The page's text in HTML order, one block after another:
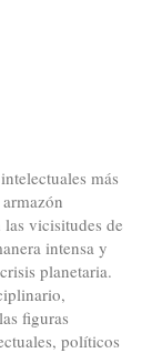
más
vicisitudes de
intensa y
planetaria.
figuras
políticos